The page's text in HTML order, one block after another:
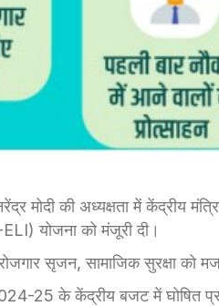
मोदी की अध्यक्षता में केंद्रीय
योजना को मंजूरी दी।
सृजन, सामाजिक सुरक्षा को
25 के केंद्रीय बजट में घोषित